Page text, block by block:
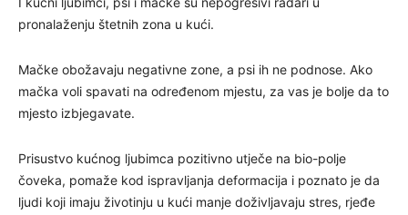
pronalaženju štetnih zona u kući.
Mačke obožavaju negativne zone, a psi ih ne podnose. Ako
mačka voli spavati na određenom mjestu, za vas je bolje da to
mjesto izbjegavate.
Prisustvo kućnog ljubimca pozitivno utječe na bio-polje
čoveka, pomaže kod ispravljanja deformacija i poznato je da
ljudi koji imaju životinju u kući manje doživljavaju stres, rjeđe